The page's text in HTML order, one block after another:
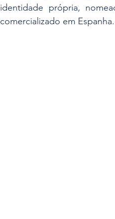
identidade própria,
comercializado em Espanha.